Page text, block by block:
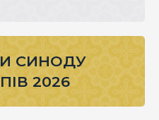
СИНОДУ
2026